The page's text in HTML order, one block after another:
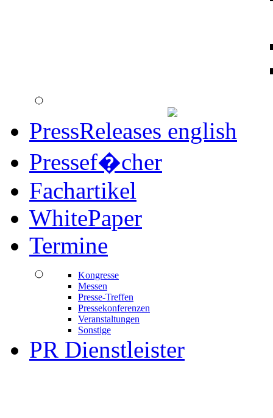
PressReleases
Pressef�cher
Fachartikel
WhitePaper
Termine
Kongresse
Messen
Presse-Treffen
Pressekonferenzen
Veranstaltungen
Sonstige
PR Dienstleister